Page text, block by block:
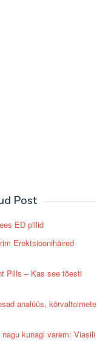
Post
ED pillid
Erektsioonihäired
Pills – Kas see tõesti
analüüs, kõrvaltoimete
kunagi varem: Viasili